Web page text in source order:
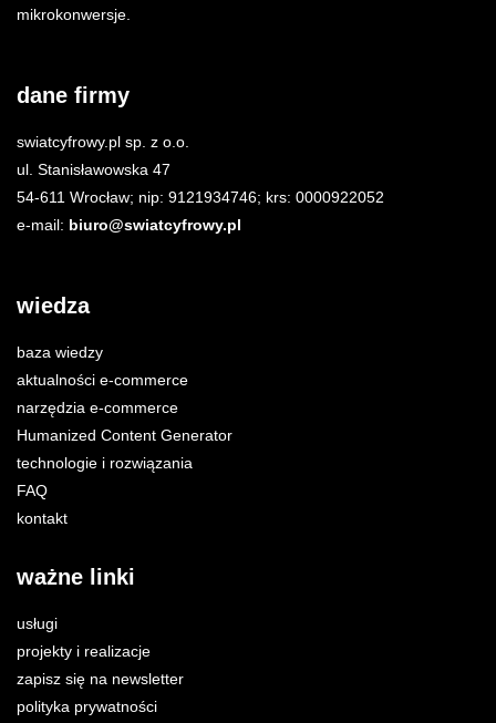
mikrokonwersje.
dane firmy
swiatcyfrowy.pl sp. z o.o.
ul. Stanisławowska 47
54-611 Wrocław; nip: 9121934746; krs: 0000922052
e-mail: biuro@swiatcyfrowy.pl
wiedza
baza wiedzy
aktualności e-commerce
narzędzia e-commerce
Humanized Content Generator
technologie i rozwiązania
FAQ
kontakt
ważne linki
usługi
projekty i realizacje
zapisz się na newsletter
polityka prywatności